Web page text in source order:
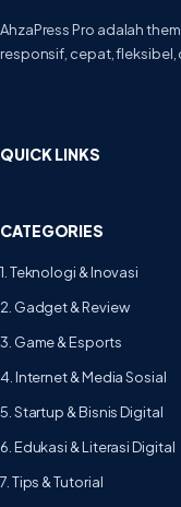
AhzaPress Pro adalah
responsif, cepat, fleksibel,
QUICK LINKS
CATEGORIES
1. Teknologi & Inovasi
2. Gadget & Review
3. Game & Esports
4. Internet & Media Sosial
5. Startup & Bisnis Digital
6. Edukasi & Literasi Digital
7. Tips & Tutorial